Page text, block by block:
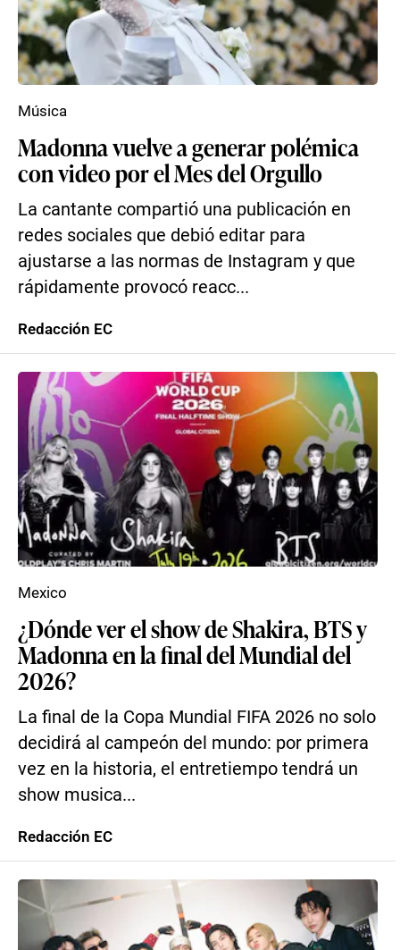
Madonna vuelve a generar polémica
con video por el Mes del Orgullo
La cantante compartió una publicación en
redes sociales que debió editar para
ajustarse a las normas de Instagram y que
rápidamente provocó reacc...
Música
Redacción EC
¿Dónde ver el show de Shakira, BTS y
Madonna en la final del Mundial del
2026?
La final de la Copa Mundial FIFA 2026 no solo
decidirá al campeón del mundo: por primera
vez en la historia, el entretiempo tendrá un
show musica...
Mexico
Redacción EC